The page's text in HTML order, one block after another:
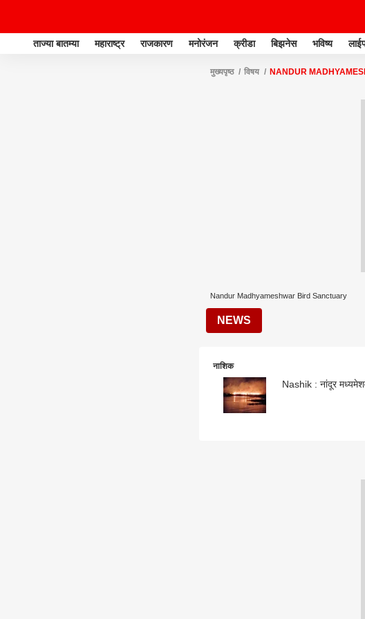
ताज्या बातम्या महाराष्ट्र राजकारण मनोरंजन क्रीडा बिझनेस भविष्य
मुख्यपृष्ठ विषय NANDUR
Nandur Madhyameshwar Bird Sanctuary
NEWS
नाशिक
Nashik : नांदूर